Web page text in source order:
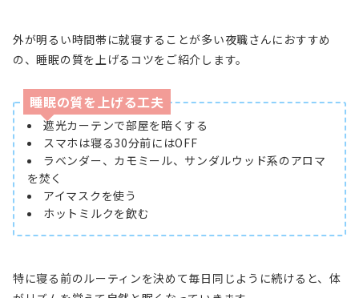
外が明るい時間帯に就寝することが多い夜職さんにおすすめ
の、睡眠の質を上げるコツをご紹介します。
睡眠の質を上げる工夫
遮光カーテンで部屋を暗くする
スマホは寝る30分前にはOFF
ラベンダー、カモミール、サンダルウッド系のアロマ
を焚く
アイマスクを使う
ホットミルクを飲む
特に寝る前のルーティンを決めて毎日同じように続けると、体